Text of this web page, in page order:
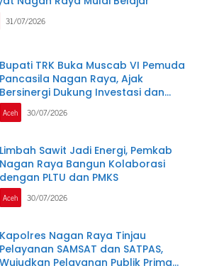
31/07/2026
Bupati TRK Buka Muscab VI Pemuda
Pancasila Nagan Raya, Ajak
Bersinergi Dukung Investasi dan
Pembangunan Daerah
Aceh 30/07/2026
Limbah Sawit Jadi Energi, Pemkab
Nagan Raya Bangun Kolaborasi
dengan PLTU dan PMKS
Aceh 30/07/2026
Kapolres Nagan Raya Tinjau
Pelayanan SAMSAT dan SATPAS,
Wujudkan Pelayanan Publik Prima